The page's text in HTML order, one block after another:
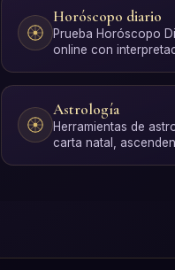
Horóscopo diario
Prueba Horóscopo
online con
Astrología
Herramientas de
carta natal,